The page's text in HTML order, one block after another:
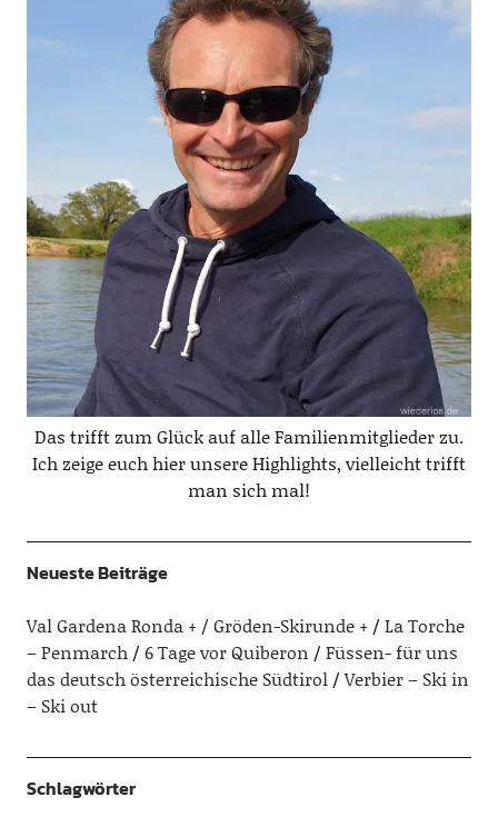
Das trifft zum Glück auf alle Familienmitglieder zu.
Ich zeige euch hier unsere Highlights, vielleicht trifft
man sich mal!
Neueste Beiträge
Val Gardena Ronda + / Gröden-Skirunde +
La Torche
– Penmarch
6 Tage vor Quiberon
Füssen- für uns
das deutsch österreichische Südtirol
Verbier – Ski in
– Ski out
Schlagwörter